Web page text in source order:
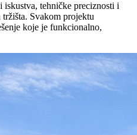
iskustva, tehničke preciznosti i
Svakom projektu
koje je funkcionalno,